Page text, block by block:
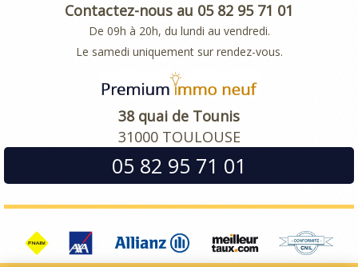
Contactez-nous au 05 82 95 71 01
De 09h à 20h, du lundi au vendredi.
Le samedi uniquement sur rendez-vous.
38 quai de Tounis
31000 TOULOUSE
05 82 95 71 01